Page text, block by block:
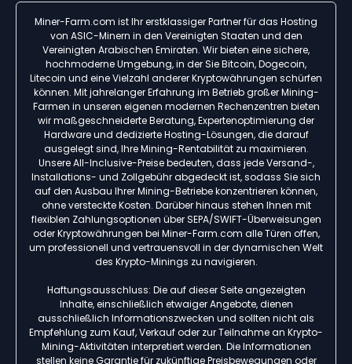
Miner-Farm.com ist Ihr erstklassiger Partner für das Hosting
von ASIC-Minern in den Vereinigten Staaten und den
Vereinigten Arabischen Emiraten. Wir bieten eine sichere,
hochmoderne Umgebung, in der Sie Bitcoin, Dogecoin,
Litecoin und eine Vielzahl anderer Kryptowährungen schürfen
können. Mit jahrelanger Erfahrung im Betrieb großer Mining-
Farmen in unseren eigenen modernen Rechenzentren bieten
wir maßgeschneiderte Beratung, Expertenoptimierung der
Hardware und dedizierte Hosting-Lösungen, die darauf
ausgelegt sind, Ihre Mining-Rentabilität zu maximieren.
Unsere All-Inclusive-Preise bedeuten, dass jede Versand-,
Installations- und Zollgebühr abgedeckt ist, sodass Sie sich
auf den Ausbau Ihrer Mining-Betriebe konzentrieren können,
ohne versteckte Kosten. Darüber hinaus stehen Ihnen mit
flexiblen Zahlungsoptionen über SEPA/SWIFT-Überweisungen
oder Kryptowährungen bei Miner-Farm.com alle Türen offen,
um professionell und vertrauensvoll in der dynamischen Welt
des Krypto-Minings zu navigieren.
Haftungsausschluss: Die auf dieser Seite angezeigten
Inhalte, einschließlich etwaiger Angebote, dienen
ausschließlich Informationszwecken und sollten nicht als
Empfehlung zum Kauf, Verkauf oder zur Teilnahme an Krypto-
Mining-Aktivitäten interpretiert werden. Die Informationen
stellen keine Garantie für zukünftige Preisbewegungen oder